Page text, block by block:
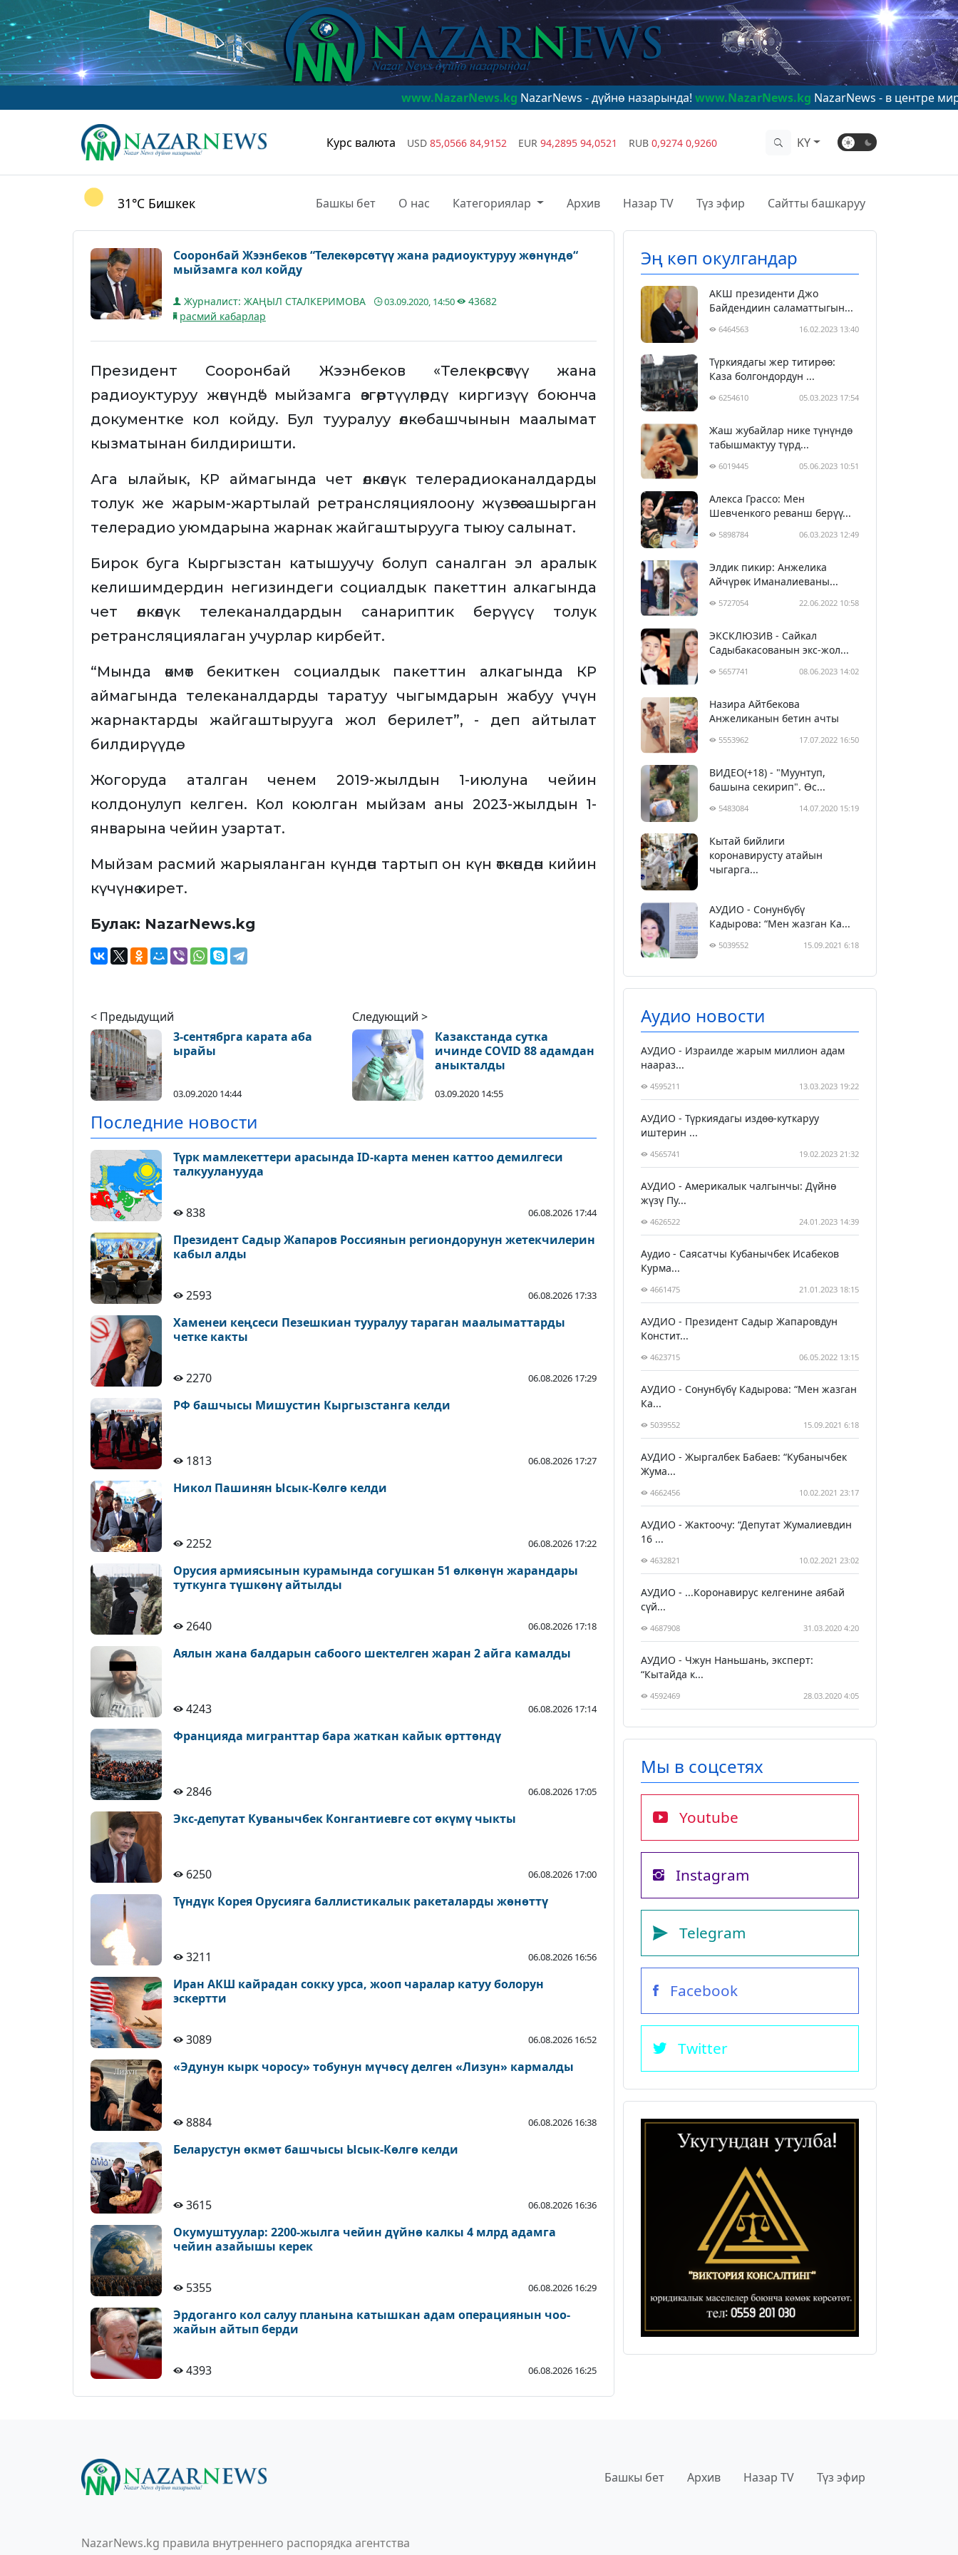
www.NazarNews.kgNazarNews - дүйнө назарында!www.NazarNews.kgNazarNews - в центре мирового
Курс валюта USD 85,0566 84,9152 EUR 94,2895 94,0521 RUB 0,9274 0,9260 KY
31°C Бишкек Башкы бет О нас Категориялар Архив Назар TV Түз эфир Сайтты башкаруу
Сооронбай Жээнбеков “Телекөрсөтүү жана радиоуктуруу жөнүндө“
мыйзамга кол койду
Журналист: ЖАҢЫЛ СТАЛКЕРИМОВА 03.09.2020, 14:50
43682
расмий кабарлар
Президент Сооронбай Жээнбеков «Телекөрсөтүү жана
радиоуктуруу жөнүндө“ мыйзамга өзгөртүүлөрдү киргизүү боюнча
документке кол койду. Бул тууралуу өлкө башчынын маалымат
кызматынан билдиришти.
Ага ылайык, КР аймагында чет өлкөлүк телерадиоканалдарды
толук же жарым-жартылай ретрансляциялоону жүзөгө ашырган
телерадио уюмдарына жарнак жайгаштырууга тыюу салынат.
Бирок буга Кыргызстан катышуучу болуп саналган эл аралык
келишимдердин негизиндеги социалдык пакеттин алкагында
чет өлкөлүк телеканалдардын санариптик берүүсү толук
ретрансляциялаган учурлар кирбейт.
“Мында өкмөт бекиткен социалдык пакеттин алкагында КР
аймагында телеканалдарды таратуу чыгымдарын жабуу үчүн
жарнактарды жайгаштырууга жол берилет”, - деп айтылат
билдирүүдө.
Жогоруда аталган ченем 2019-жылдын 1-июлуна чейин
колдонулуп келген. Кол коюлган мыйзам аны 2023-жылдын 1-
январына чейин узартат.
Мыйзам расмий жарыяланган күндөн тартып он күн өткөндөн кийин
күчүнө кирет.
Булак: NazarNews.kg
< Предыдущий
3-сентябрга карата аба
ырайы
03.09.2020 14:44
Следующий >
Казакстанда сутка
ичинде COVID 88 адамдан
аныкталды
03.09.2020 14:55
Последние новости
Түрк мамлекеттери арасында ID-карта менен каттоо демилгеси
талкууланууда
838 06.08.2026 17:44
Президент Садыр Жапаров Россиянын региондорунун жетекчилерин
кабыл алды
2593 06.08.2026 17:33
Хаменеи кеңсеси Пезешкиан тууралуу тараган маалыматтарды
четке какты
2270 06.08.2026 17:29
РФ башчысы Мишустин Кыргызстанга келди
1813 06.08.2026 17:27
Никол Пашинян Ысык-Көлгө келди
2252 06.08.2026 17:22
Орусия армиясынын курамында согушкан 51 өлкөнүн жарандары
туткунга түшкөнү айтылды
2640 06.08.2026 17:18
Аялын жана балдарын сабоого шектелген жаран 2 айга камалды
4243 06.08.2026 17:14
Францияда мигранттар бара жаткан кайык өрттөндү
2846 06.08.2026 17:05
Экс-депутат Куванычбек Конгантиевге сот өкүмү чыкты
6250 06.08.2026 17:00
Түндүк Корея Орусияга баллистикалык ракеталарды жөнөттү
3211 06.08.2026 16:56
Иран АКШ кайрадан сокку урса, жооп чаралар катуу болорун
эскертти
3089 06.08.2026 16:52
«Эдунун кырк чоросу» тобунун мүчөсү делген «Лизун» кармалды
8884 06.08.2026 16:38
Беларустун өкмөт башчысы Ысык-Көлгө келди
3615 06.08.2026 16:36
Окумуштуулар: 2200-жылга чейин дүйнө калкы 4 млрд адамга
чейин азайышы керек
5355 06.08.2026 16:29
Эрдоганго кол салуу планына катышкан адам операциянын чоо-
жайын айтып берди
4393 06.08.2026 16:25
Эң көп окулгандар
АКШ президенти Джо
Байдендиин саламаттыгын...
6464563 16.02.2023 13:40
Түркиядагы жер титирөө:
Каза болгондордун ...
6254610 05.03.2023 17:54
Жаш жубайлар нике түнүндө
табышмактуу түрд...
6019445 05.06.2023 10:51
Алекса Грассо: Мен
Шевченкого реванш берүү...
5898784 06.03.2023 12:49
Элдик пикир: Анжелика
Айчүрөк Иманалиеваны...
5727054 22.06.2022 10:58
ЭКСКЛЮЗИВ - Сайкал
Садыбакасованын экс-жол...
5657741 08.06.2023 14:02
Назира Айтбекова
Анжеликанын бетин ачты
5553962 17.07.2022 16:50
ВИДЕО(+18) - "Муунтуп,
башына секирип". Өс...
5483084 14.07.2020 15:19
Кытай бийлиги
коронавирусту атайын
чыгарга...
АУДИО - Сонунбүбү
Кадырова: “Мен жазган Ка...
5039552 15.09.2021 6:18
Аудио новости
АУДИО - Израилде жарым миллион адам
наараз...
4595211 13.03.2023 19:22
АУДИО - Түркиядагы издөө-куткаруу
иштерин ...
4565741 19.02.2023 21:32
АУДИО - Америкалык чалгынчы: Дүйнө
жүзү Пу...
4626522 24.01.2023 14:39
Аудио - Саясатчы Кубанычбек Исабеков
Курма...
4661475 21.01.2023 18:15
АУДИО - Президент Садыр Жапаровдун
Констит...
4623715 06.05.2022 13:15
АУДИО - Сонунбүбү Кадырова: “Мен жазган
Ка...
5039552 15.09.2021 6:18
АУДИО - Жыргалбек Бабаев: “Кубанычбек
Жума...
4662456 10.02.2021 23:17
АУДИО - Жактоочу: “Депутат Жумалиевдин
16 ...
4632821 10.02.2021 23:02
АУДИО - ...Коронавирус келгенине аябай
сүй...
4687908 31.03.2020 4:20
АУДИО - Чжун Наньшань, эксперт:
“Кытайда к...
4592469 28.03.2020 4:05
Мы в соцсетях
Youtube
Instagram
Telegram
Facebook
Twitter
Башкы бет Архив Назар TV Түз эфир
NazarNews.kg правила внутреннего распорядка агентства